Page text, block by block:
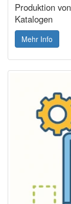
Produktion
Katalogen
Mehr Info